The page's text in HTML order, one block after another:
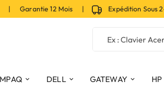
Garantie 12 Mois | Expédition Sous
DELL GATEWAY HP